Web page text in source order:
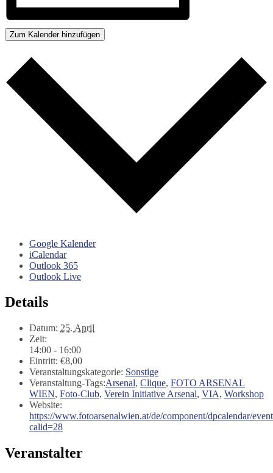
Zum Kalender hinzufügen
Google Kalender
iCalendar
Outlook 365
Outlook Live
Details
Datum: 25. April
Zeit:
14:00 - 16:00
Eintritt: €8,00
Veranstaltungskategorie: Sonstige
Veranstaltung-Tags:Arsenal, Clique, FOTO ARSENAL
WIEN, Foto-Club, Verein Initiative Arsenal, VIA, Workshop
Website:
https://www.fotoarsenalwien.at/de/component/dpcalendar/
calid=28
Veranstalter